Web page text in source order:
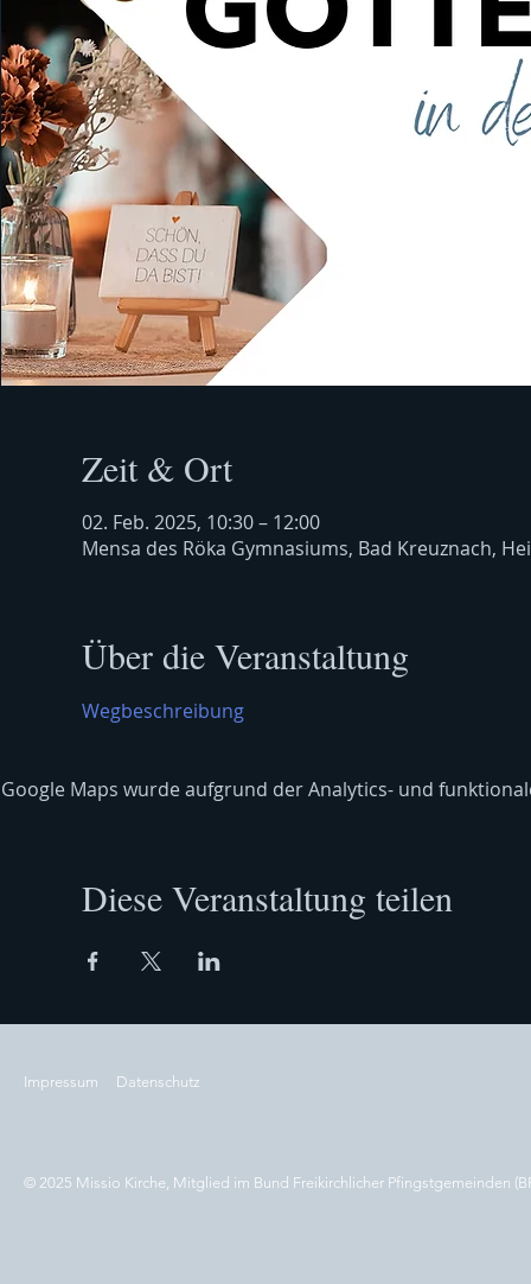
Zeit & Ort
02. Feb. 2025, 10:30 – 12:00
Mensa des Röka Gymnasiums, Bad Kreuznach,
Über die Veranstaltung
Wegbeschreibung
Google Maps wurde aufgrund der Analytics- und
Diese Veranstaltung teilen
Impressum Datenschutz
© 2025 Missio Kirche, Mitglied im Bund Freikirchlicher Pfingstgemeinden